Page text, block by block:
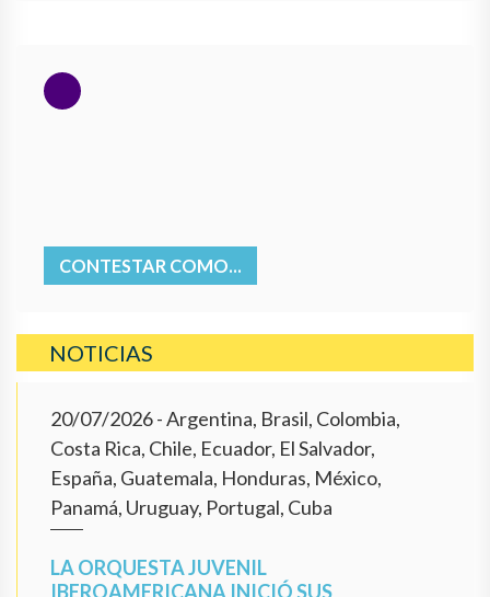
CONTESTAR COMO...
NOTICIAS
20/07/2026- Argentina, Brasil, Colombia,
Costa Rica, Chile, Ecuador, El Salvador,
España, Guatemala, Honduras, México,
Panamá, Uruguay, Portugal, Cuba
LA ORQUESTA JUVENIL
IBEROAMERICANA INICIÓ SUS